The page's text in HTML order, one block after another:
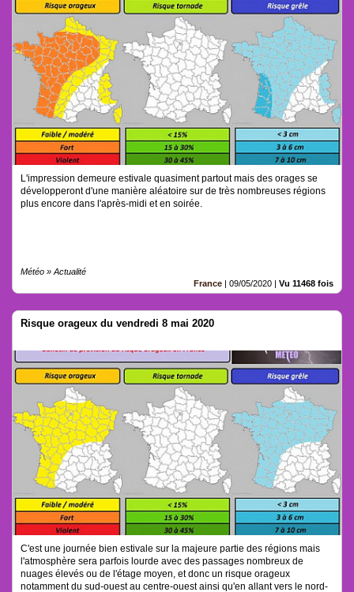
L'impression demeure estivale quasiment partout mais des orages se
développeront d'une manière aléatoire sur de très nombreuses régions
plus encore dans l'après-midi et en soirée.
Météo » Actualité
France | 09/05/2020 | Vu 11468 fois
Risque orageux du vendredi 8 mai 2020
C'est une journée bien estivale sur la majeure partie des régions mais
l'atmosphère sera parfois lourde avec des passages nombreux de
nuages élevés ou de l'étage moyen, et donc un risque orageux
notamment du sud-ouest au centre-ouest ainsi qu'en allant vers le nord-